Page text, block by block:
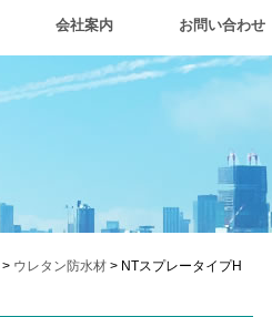
会社案内 お問い合わせ
> ウレタン防水材 > NTスプレータイプH